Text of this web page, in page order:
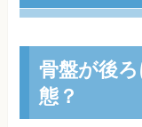
骨盤が後
態？